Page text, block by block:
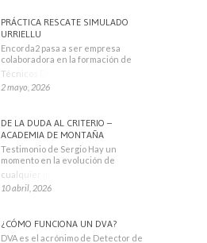
PRÁCTICA RESCATE SIMULADO
URRIELLU
Encorda2 pasa a ser empresa
colaboradora en la formación de
Técnicos Deportivos
2 mayo, 2026
DE LA DUDA AL CRITERIO –
ACADEMIA DE MONTAÑA
Testimonio de Sergio Hay un
momento en la evolución de
cualquier montañero
10 abril, 2026
¿CÓMO FUNCIONA UN DVA?
DVA es el acrónimo de Detector de